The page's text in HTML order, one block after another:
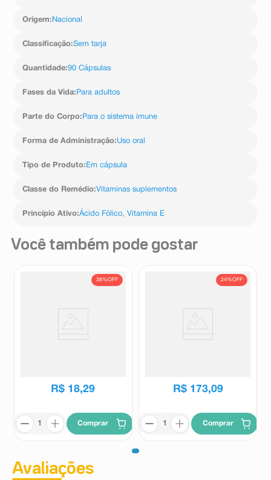
ALÉRGICOS: CONTÉM DERIVADOS DE SOJA E PODE
AMÊNDOAS, AVELAS, CASTANHA-DE-CAJU,
NOZES, PECÃS, PISTACHES, PINOLI E CASTANHAS.
Origem: Nacional
Classificação:Sem tarja
Quantidade:90 Cápsulas
Fases da Vida: Para adultos
Parte do Corpo: Para o sistema imune
Forma de Administração:Uso oral
Tipo de Produto: Em cápsula
Classe do Remédio:Vitaminas suplementos
Princípio Ativo:Ácido Fólico,Vitamina E
Você também pode gostar
38%OFF
R$ 18,29
Comprar
24%OFF
R$ 173,09
Comprar
Avaliações